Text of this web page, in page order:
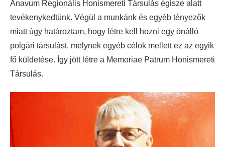
Anavum Regionális Honismereti Társulás égisze alatt
tevékenykedtünk. Végül a munkánk és egyéb tényezők
miatt úgy határoztam, hogy létre kell hozni egy önálló
polgári társulást, melynek egyéb célok mellett ez az egyik
fő küldetése. Így jött létre a Memoriae Patrum Honismereti
Társulás.